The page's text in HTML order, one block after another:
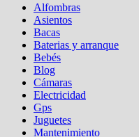
Alfombras
Asientos
Bacas
Baterias y arranque
Bebés
Blog
Cámaras
Electricidad
Gps
Juguetes
Mantenimiento